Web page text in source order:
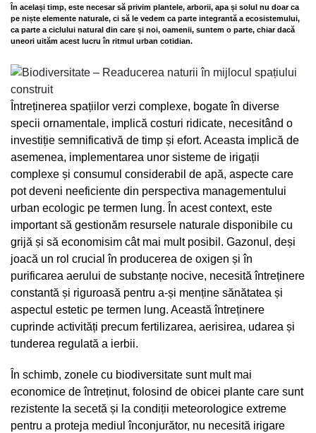
În același timp, este necesar să privim plantele, arborii, apa și solul nu doar ca
pe niște elemente naturale, ci să le vedem ca parte integrantă a ecosistemului,
ca parte a ciclului natural din care și noi, oamenii, suntem o parte, chiar dacă
uneori uităm acest lucru în ritmul urban cotidian.
Întreținerea spațiilor verzi complexe, bogate în diverse
specii ornamentale, implică costuri ridicate, necesitând o
investiție semnificativă de timp și efort. Aceasta implică de
asemenea, implementarea unor sisteme de irigații
complexe și consumul considerabil de apă, aspecte care
pot deveni neeficiente din perspectiva managementului
urban ecologic pe termen lung. În acest context, este
important să gestionăm resursele naturale disponibile cu
grijă și să economisim cât mai mult posibil. Gazonul, deși
joacă un rol crucial în producerea de oxigen și în
purificarea aerului de substanțe nocive, necesită întreținere
constantă și riguroasă pentru a-și menține sănătatea și
aspectul estetic pe termen lung. Această întreținere
cuprinde activități precum fertilizarea, aerisirea, udarea și
tunderea regulată a ierbii.
În schimb, zonele cu biodiversitate sunt mult mai
economice de întreținut, folosind de obicei plante care sunt
rezistente la secetă și la condiții meteorologice extreme
pentru a proteja mediul înconjurător, nu necesită irigare